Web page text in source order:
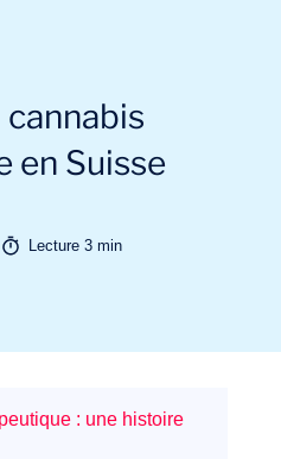
en Suisse
Lecture3 min
: une histoire